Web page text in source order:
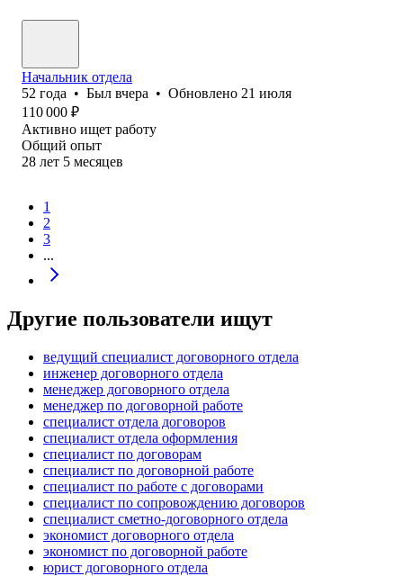
Начальник отдела
52 года • Был вчера • Обновлено 21 июля
110 000 ₽
Активно ищет работу
Общий опыт
28 лет 5 месяцев
1
2
3
...
Другие пользователи ищут
ведущий специалист договорного отдела
инженер договорного отдела
менеджер договорного отдела
менеджер по договорной работе
специалист отдела договоров
специалист отдела оформления
специалист по договорам
специалист по договорной работе
специалист по работе с договорами
специалист по сопровождению договоров
специалист сметно-договорного отдела
экономист договорного отдела
экономист по договорной работе
юрист договорного отдела